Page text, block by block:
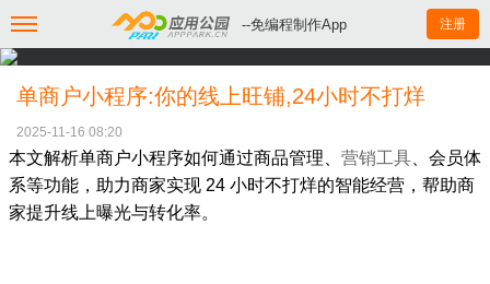
--免编程制作App 注册
单商户小程序:你的线上旺铺,24小时不打烊
2025-11-16 08:20
本文解析单商户小程序如何通过商品管理、 营销工具 、会员体
系等功能，助力商家实现 24 小时不打烊的智能经营，帮助商
家提升线上曝光与转化率。